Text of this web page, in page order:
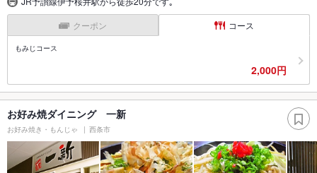
クーポン コース
もみじコース
2,000円
お好み焼ダイニング 一新
お好み焼き・もんじゃ 西条市